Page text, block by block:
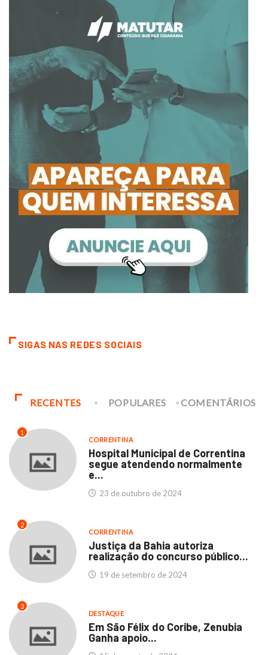
SIGAS NAS REDES SOCIAIS
RECENTES POPULARES COMENTÁRIOS
1
CORRENTINA
Hospital Municipal de Correntina
segue atendendo normalmente
e...
23 de outubro de 2024
2
CORRENTINA
Justiça da Bahia autoriza
realização do concurso público...
19 de setembro de 2024
3
DESTAQUE
Em São Félix do Coribe, Zenubia
Ganha apoio...